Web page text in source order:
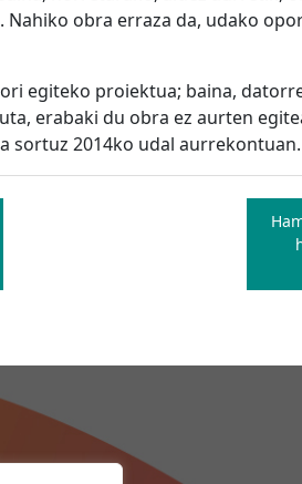
Nahiko obra erraza da, udako
egiteko proiektua; baina,
erabaki du obra ez aurten
sortuz 2014ko udal aurrekontuan.